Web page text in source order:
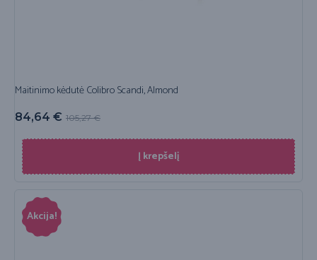
Maitinimo kėdutė Colibro Scandi, Almond
105,27€
84,64 €
Į krepšelį
Akcija!